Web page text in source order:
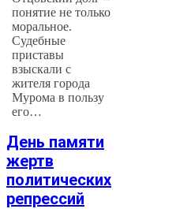
понятие не только
моральное.
Судебные
приставы
взыскали с
жителя города
Мурома в пользу
его…
День памяти
жертв
политических
репрессий